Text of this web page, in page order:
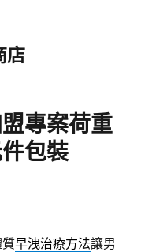
店
專案荷重
包裝
質早洩治療方法讓男